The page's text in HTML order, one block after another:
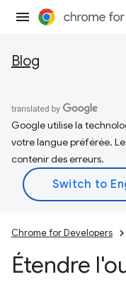
Blog
Google utilise la
votre langue préférée.
contenir des erreurs.
Chrome for Developers
Étendre